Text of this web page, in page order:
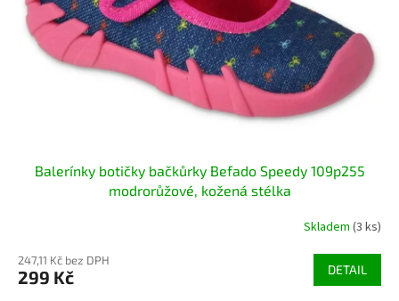
Balerínky botičky bačkůrky Befado Speedy 109p255
modrorůžové, kožená stélka
Skladem (3 ks)
247,11 Kč bez DPH
299 Kč DETAIL